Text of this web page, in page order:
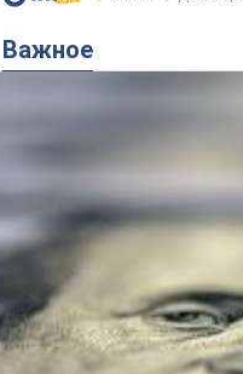
Важное